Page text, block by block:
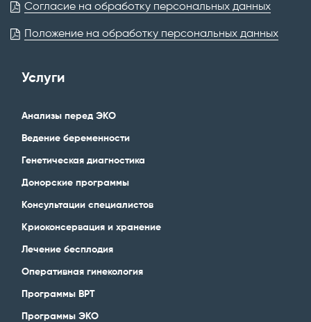
Согласие на обработку персональных данных
Положение на обработку персональных данных
Услуги
Анализы перед ЭКО
Ведение беременности
Генетическая диагностика
Донорские программы
Консультации специалистов
Криоконсервация и хранение
Лечение бесплодия
Оперативная гинекология
Программы ВРТ
Программы ЭКО